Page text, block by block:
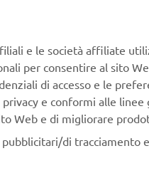
impatto.
al team e ai piloti
e le società affiliate
per consentire al sito
di accesso e le
e conformi alle linee
Web e di migliorare
di tracciamento